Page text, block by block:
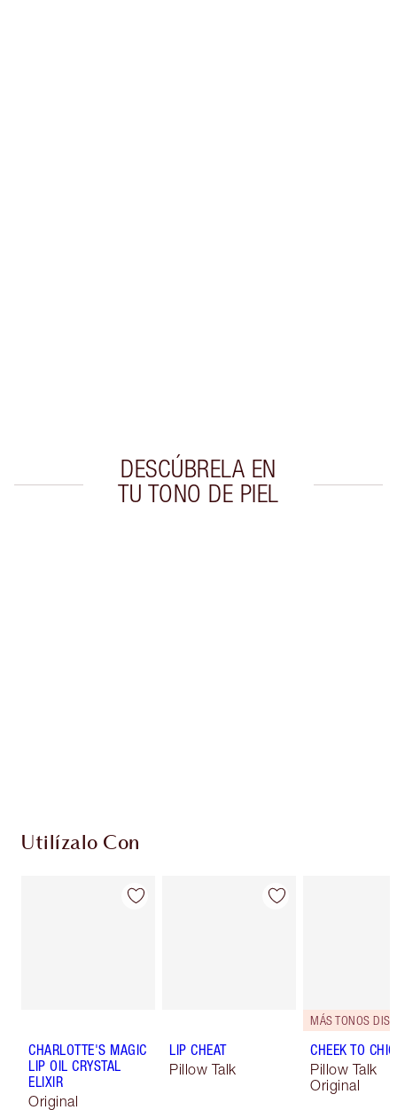
DESCÚBRELA EN
TU TONO DE PIEL
Utilízalo Con
CHARLOTTE'S MAGIC
LIP OIL CRYSTAL
ELIXIR
Original
LIP CHEAT
Pillow Talk
CHEEK TO CHIC
Pillow Talk
Original